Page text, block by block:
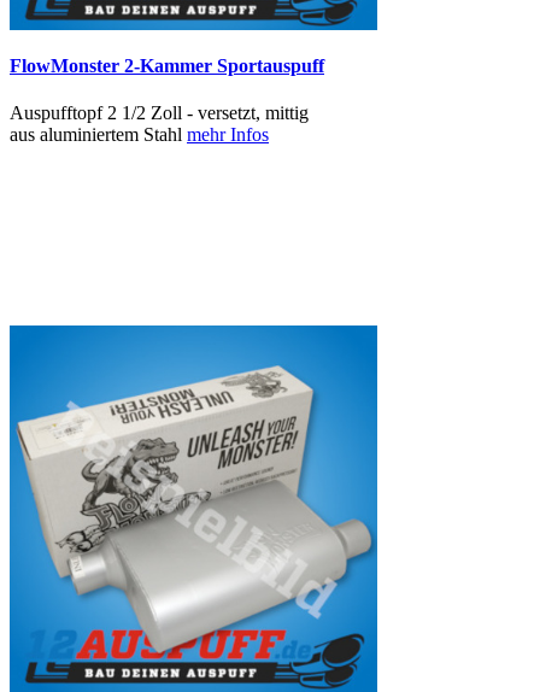
FlowMonster 2-Kammer Sportauspuff
Auspufftopf 2 1/2 Zoll - versetzt, mittig
aus aluminiertem Stahl mehr Infos